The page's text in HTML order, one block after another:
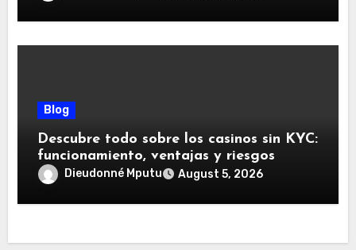
Blog
Descubre todo sobre los casinos sin KYC:
funcionamiento, ventajas y riesgos
Dieudonné Mputu August 5, 2026